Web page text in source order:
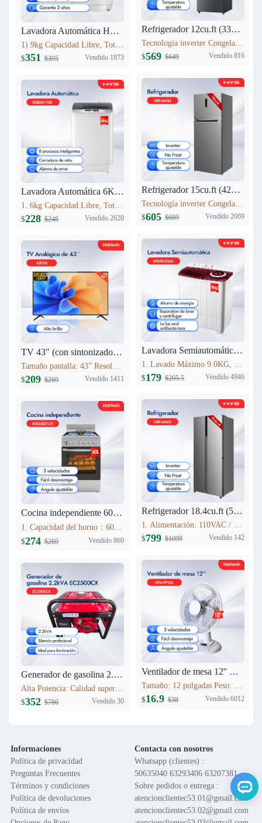
Lavadora Automática HYS 9KG FW90-15288AS
1) 9kg Capacidad Libre, Totalmente automático 9kg 2) Secado a alta temperatura 3) 12 procesos inteligentes 4) Lavadora equipada con cerradura 5) Cuenta con entrada de agua fría
$351 $395 Vendido 1873
Lavadora Automática 6KG XQB60-1188
1. 6kg Capacidad Libre, Totalmente automático 6kg 2. 8 procesos inteligentes 3. Cerradura de niño 4. Alarma de error 5. Peso neto: 23kg 6. Dimensiones del producto:525mm*520mm*865mm
$228 $248 Vendido 2620
TV 43" (con sintonizador analógico) Haitech 43F5-B
$209 $269 Vendido 1411
Cocina independiente 60L KGG5201-D1
1. Capacidad del horno：60L 2. Acero Inoxidable 3. Lámpara de horno 4. Estufa de gas con 4 quemadores Estufas sin FFD : 2 * 1.75kWSemi-quemador rápido; 1 * 10kW quemador auxiliar; 1 * 3.0kW quemador rápido; 5. Soportes de sartén esmaltados
$274 $269 Vendido 860
Generador de gasolina 2.2kVA EC2500CX
Alta Potencia: Calidad superior. Máxima Estabilidad: AVR, protege equipos. Bajo Consumo: Ahorro >10%. Bajo Ruido: Silenciador industrial. Versátil: Hogar/obras/exteriores. Portátil: Ligero, fácil transporte.
$352 $780 Vendido 30
Refrigerador 12cu.ft (333L) Inverter HRF-AM45
Tecnología inverter Congelación: 77L Refrigeración: 256L Dimensión: W60.5 x D68 x H170.5(cm) Peso neto/bruto: 57KG / 63KG
$569 $649 Vendido 816
Refrigerador 15cu.ft (420L) Inverter HRF-AM54
Tecnología inverter Congelación: 95L Refrigeración: 325L Dimensión: W710 x D685 x H1780(mm) Peso neto/bruto: 69 KG/76 KG
$605 $689 Vendido 2069
Lavadora Semiautomática HYS 9KG XPB90-2066
$179 $205.5 Vendido 4946
Refrigerador 18.4cu.ft (521L) Inverter HRF-AM69
1. Alimentación: 110VAC / 60Hz 2. Sistema Libre de Escarcha (No Frost) 3. Tecnología inverter 4. Refrigerante Ecológico (R600a) 5. Flujo de Aire Tridimensional Indirecto (360°) con Temperatura Estable 6. Luz LED Interior de Bajo Consumo
$799 $1099 Vendido 142
Ventilador de mesa 12'' HFA-TP12A
Tamaño: 12 pulgadas Peso: 1.6 kg Voltaje: 120V 60HZ Material del motor: Cobre Función: Control de 3 velocidades; Oscilación; Inclinación vertical ajustable; Altura ajustable; Base en cruz; Rejilla de seguridad; Fácil montaje
$16.9 $38 Vendido 6012
Informaciones
Política de privacidad
Preguntas Frecuentes
Términos y condiciones
Política de devoluciones
Política de envíos
Contacta con nosotros
Whatsapp (clientes) :
50635040 63293406 63207381
Sobre pedidos o entrega :
atencionclientec53.01@gmail.com
atencionclientec53.02@gmail.com